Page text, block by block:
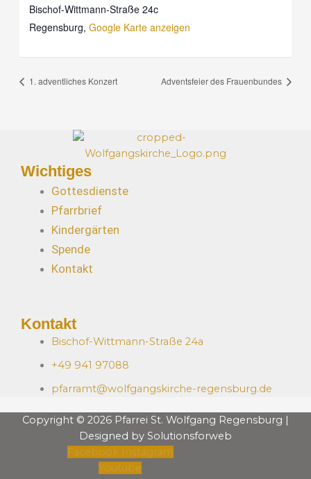
Bischof-Wittmann-Straße 24c
Regensburg, Google Karte anzeigen
1. adventliches Konzert Adventsfeier des Frauenbundes
Wichtiges
Gottesdienste
Pfarrbrief
Kindergärten
Spende
Kontakt
Kontakt
Bischof-Wittmann-Straße 24a
+49 941 97088
pfarramt@wolfgangskirche-regensburg.de
Copyright © 2026 Pfarrei St. Wolfgang Regensburg |
Designed by Solutionsforweb
Facebook Instagram
Youtube